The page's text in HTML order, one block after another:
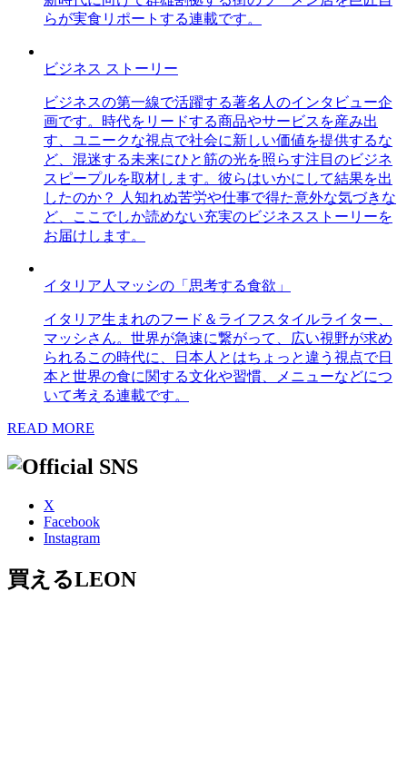
らが実食リポートする連載です。
ビジネス ストーリー
ビジネスの第一線で活躍する著名人のインタビュー企
画です。時代をリードする商品やサービスを産み出
す、ユニークな視点で社会に新しい価値を提供するな
ど、混迷する未来にひと筋の光を照らす注目のビジネ
スピープルを取材します。彼らはいかにして結果を出
したのか？ 人知れぬ苦労や仕事で得た意外な気づきな
ど、ここでしか読めない充実のビジネスストーリーを
お届けします。
イタリア人マッシの「思考する食欲」
イタリア生まれのフード＆ライフスタイルライター、
マッシさん。世界が急速に繋がって、広い視野が求め
られるこの時代に、日本人とはちょっと違う視点で日
本と世界の食に関する文化や習慣、メニューなどにつ
いて考える連載です。
READ MORE
X
Facebook
Instagram
買えるLEON